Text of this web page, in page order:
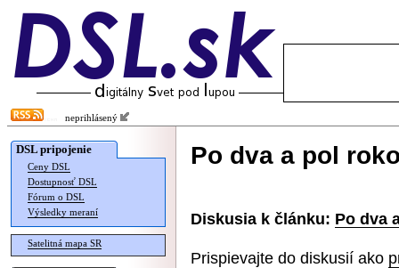
neprihlásený
DSL pripojenie
Ceny DSL
Dostupnosť DSL
Fórum o DSL
Výsledky meraní
Satelitná mapa SR
Po dva a pol
Diskusia k článku: Po dva
Prispievajte do diskusií ako